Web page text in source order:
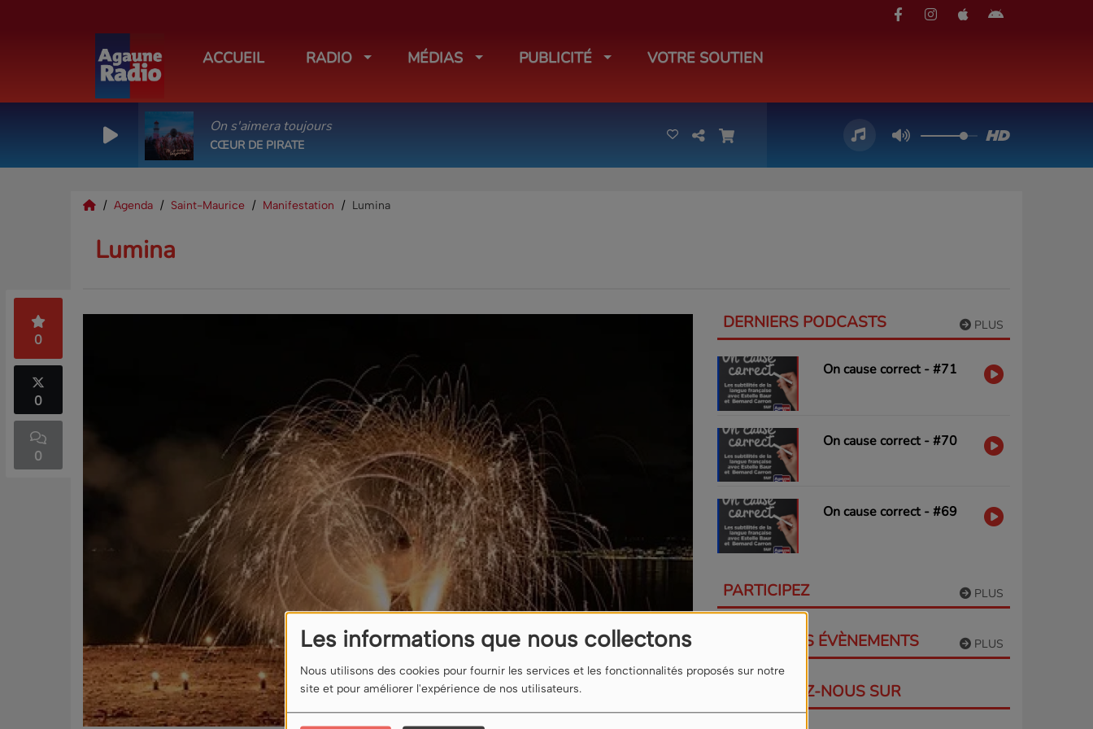
Les informations que nous collectons
Nous utilisons des cookies pour fournir les services et les fonctionnalités proposés sur notre
site et pour améliorer l'expérience de nos utilisateurs.
ACCUEIL RADIO MÉDIAS PUBLICITÉ VOTRE SOUTIEN
On s'aimera toujours
CŒUR DE PIRATE
Agenda Saint-Maurice Manifestation Lumina
Lumina
0
0
0
PLUS
DERNIERS PODCASTS
On cause correct - #71
On cause correct - #70
On cause correct - #69
PLUS
PARTICIPEZ
PLUS
PROCHAINS ÉVÈNEMENTS
RETROUVEZ-NOUS SUR